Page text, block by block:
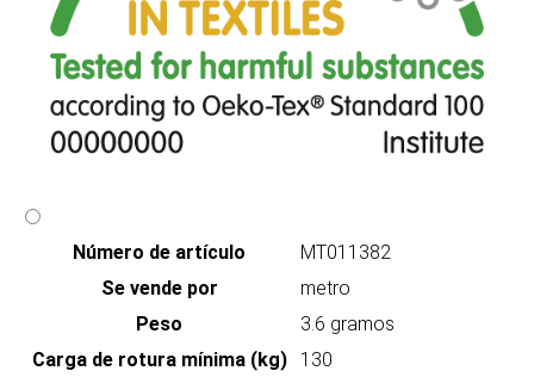
Número de artículo
MT011382
Se vende por
metro
Peso
3.6 gramos
Carga de rotura mínima (kg)
130